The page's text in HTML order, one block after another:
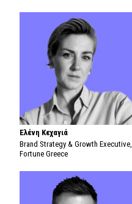
Ελένη Κεχαγιά
Brand Strategy & Growth Executive,
Fortune Greece